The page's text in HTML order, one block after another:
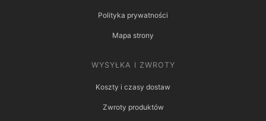
Polityka prywatności
Mapa strony
WYSYŁKA I ZWROTY
Koszty i czasy dostaw
Zwroty produktów